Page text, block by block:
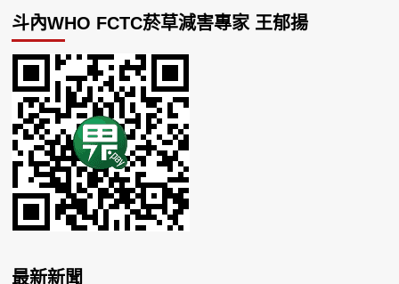
斗內WHO FCTC菸草減害專家 王郁揚
最新新聞